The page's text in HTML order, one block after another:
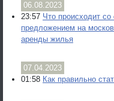
06.08.2023
23:57 Что происходит
предложением на
аренды жилья
07.04.2023
01:58 Как правильно